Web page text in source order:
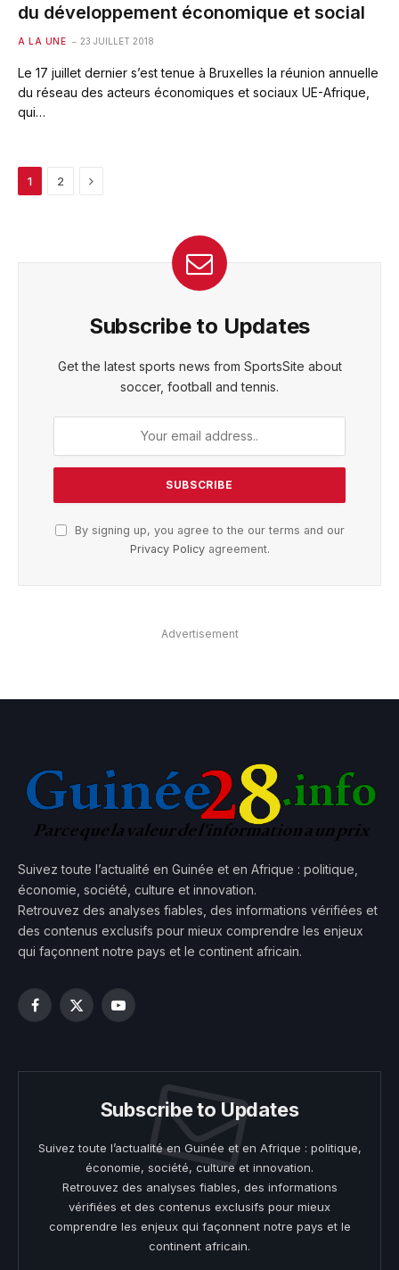
du développement économique et social
A LA UNE 23 JUILLET 2018
Le 17 juillet dernier s’est tenue à Bruxelles la réunion annuelle
du réseau des acteurs économiques et sociaux UE-Afrique,
qui…
1 2 Next
Subscribe to Updates
Get the latest sports news from SportsSite about
soccer, football and tennis.
By signing up, you agree to the our terms and our
Privacy Policyagreement.
Advertisement
Suivez toute l’actualité en Guinée et en Afrique : politique,
économie, société, culture et innovation.
Retrouvez des analyses fiables, des informations vérifiées et
des contenus exclusifs pour mieux comprendre les enjeux
qui façonnent notre pays et le continent africain.
Facebook
X
YouTube
Subscribe to Updates
Suivez toute l’actualité en Guinée et en Afrique : politique,
économie, société, culture et innovation.
Retrouvez des analyses fiables, des informations
vérifiées et des contenus exclusifs pour mieux
comprendre les enjeux qui façonnent notre pays et le
continent africain.